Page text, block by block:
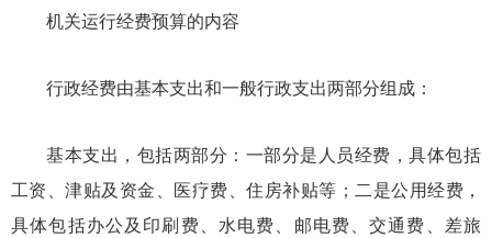
机关运行经费预算的内容
行政经费由基本支出和一般行政支出两部分组成：
基本支出，包括两部分：一部分是人员经费，具体包括
工资、津贴及资金、医疗费、住房补贴等；二是公用经费，
具体包括办公及印刷费、水电费、邮电费、交通费、差旅